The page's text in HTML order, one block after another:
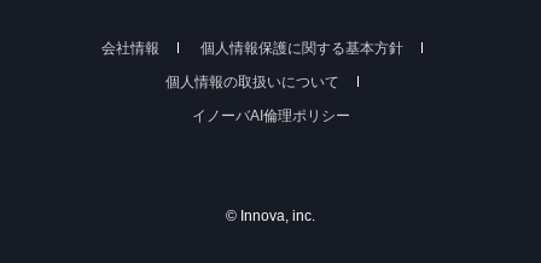
会社情報 個人情報保護に関する基本方針
個人情報の取扱いについて
イノーバAI倫理ポリシー
© Innova, inc.